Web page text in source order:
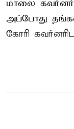
மாலை கவர்னர்
அப்போது
கோரி